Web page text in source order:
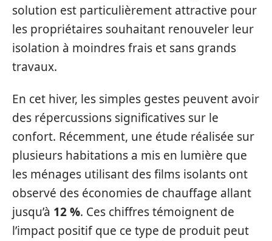
solution est particulièrement attractive pour
les propriétaires souhaitant renouveler leur
isolation à moindres frais et sans grands
travaux.
En cet hiver, les simples gestes peuvent avoir
des répercussions significatives sur le
confort. Récemment, une étude réalisée sur
plusieurs habitations a mis en lumière que
les ménages utilisant des films isolants ont
observé des économies de chauffage allant
jusqu’à 12 %. Ces chiffres témoignent de
l’impact positif que ce type de produit peut